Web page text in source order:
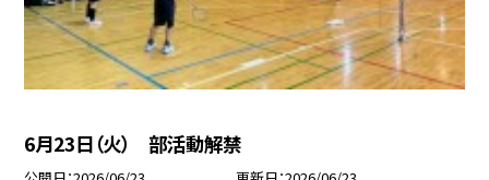
6月23日（火） 部活動解禁